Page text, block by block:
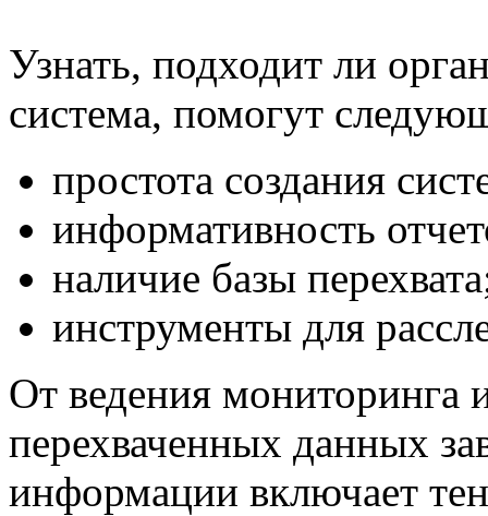
Узнать, подходит ли
система, помогут
простота создания
информативность
наличие базы
инструменты для
От ведения мониторинга
перехваченных данных
информации включает